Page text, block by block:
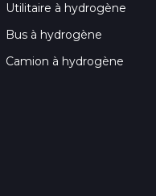
Utilitaire à hydrogène
Bus à hydrogène
Camion à hydrogène